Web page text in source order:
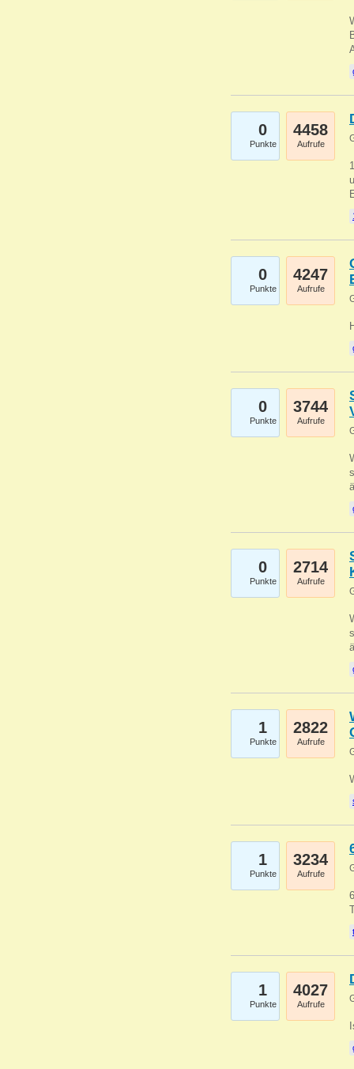
0
Punkte
4458
Aufrufe
0
Punkte
4247
Aufrufe
0
Punkte
3744
Aufrufe
0
Punkte
2714
Aufrufe
1
Punkte
2822
Aufrufe
1
Punkte
3234
Aufrufe
1
Punkte
4027
Aufrufe